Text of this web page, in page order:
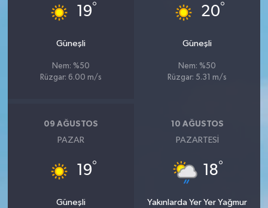
19°
Güneşli
Nem: %50
Rüzgar: 6.00 m/s
20°
Güneşli
Nem: %50
Rüzgar: 5.31 m/s
09 AĞUSTOS
PAZAR
19°
Güneşli
10 AĞUSTOS
PAZARTESI
18°
Yakınlarda Yer Yer Yağmur